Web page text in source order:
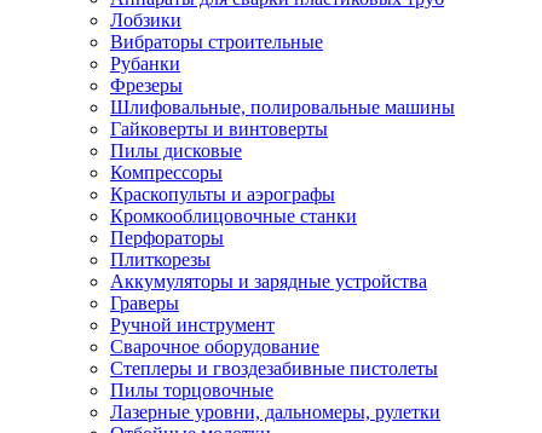
Лобзики
Вибраторы строительные
Рубанки
Фрезеры
Шлифовальные, полировальные машины
Гайковерты и винтоверты
Пилы дисковые
Компрессоры
Краскопульты и аэрографы
Кромкооблицовочные станки
Перфораторы
Плиткорезы
Аккумуляторы и зарядные устройства
Граверы
Ручной инструмент
Сварочное оборудование
Степлеры и гвоздезабивные пистолеты
Пилы торцовочные
Лазерные уровни, дальномеры, рулетки